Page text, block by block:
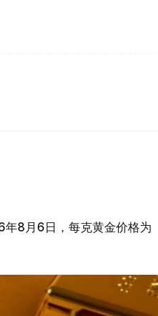
年8月6日，每克黄金价格为